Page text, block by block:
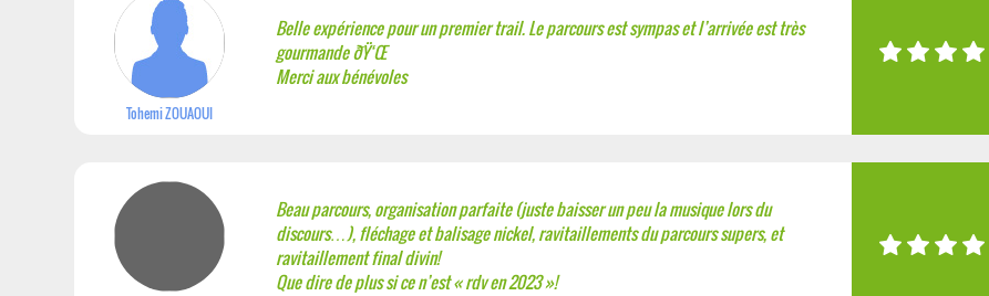
Tohemi ZOUAOUI
Belle expérience pour un premier trail. Le parcours est sympas et l’arrivée est très
gourmande ðŸ‘Œ
Merci aux bénévoles
Beau parcours, organisation parfaite (juste baisser un peu la musique lors du
discours…), fléchage et balisage nickel, ravitaillements du parcours supers, et
ravitaillement final divin!
Que dire de plus si ce n’est « rdv en 2023 »!